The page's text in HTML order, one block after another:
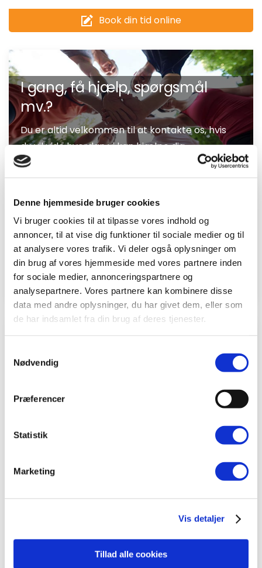
Denne hjemmeside bruger cookies
Vi bruger cookies til at tilpasse vores indhold og
annoncer, til at vise dig funktioner til sociale medier og til
at analysere vores trafik. Vi deler også oplysninger om
din brug af vores hjemmeside med vores partnere inden
for sociale medier, annonceringspartnere og
analysepartnere. Vores partnere kan kombinere disse
data med andre oplysninger, du har givet dem, eller som
de har indsamlet fra din brug af deres tjenester.
Nødvendig
Præferencer
Statistik
Marketing
Vis detaljer
Tillad alle cookies
Book din tid online
I gang, få hjælp, spørgsmål
mv.?
Du er altid velkommen til at kontakte os, hvis
du vil vide hvordan vi kan hjælpe dig.
Find nærmeste BeneFiT
Skriv til klinik
Find vores priser
Online Booking
Fokus på mennesket bag -
Høj faglighed & etik